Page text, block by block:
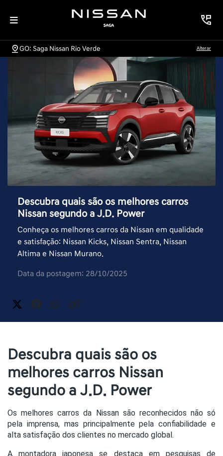
GO: Saga Nissan Rio Verde Alterar
Descubra quais são os melhores carros
Nissan segundo a J.D. Power
Conheça os melhores carros da Nissan em qualidade
e satisfação: Nissan Kicks, Nissan Sentra, Nissan
Altima e Nissan Murano.
Data da postagem: 28/10/2025
Descubra quais são os
melhores carros Nissan
segundo a J.D. Power
Os melhores carros da Nissan são reconhecidos não só
pela imprensa, mas principalmente pela confiabilidade e
alta satisfação dos clientes no mercado global.
A montadora japonesa se destaca em pesquisas de